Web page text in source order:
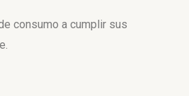
consumo a cumplir sus